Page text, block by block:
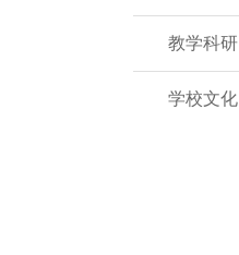
教学科研
学校文化